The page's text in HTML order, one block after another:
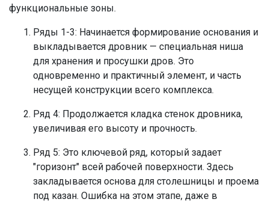
функциональные зоны.
Ряды 1-3: Начинается формирование основания и
выкладывается дровник — специальная ниша
для хранения и просушки дров. Это
одновременно и практичный элемент, и часть
несущей конструкции всего комплекса.
Ряд 4: Продолжается кладка стенок дровника,
увеличивая его высоту и прочность.
Ряд 5: Это ключевой ряд, который задает
"горизонт" всей рабочей поверхности. Здесь
закладывается основа для столешницы и проема
под казан. Ошибка на этом этапе, даже в